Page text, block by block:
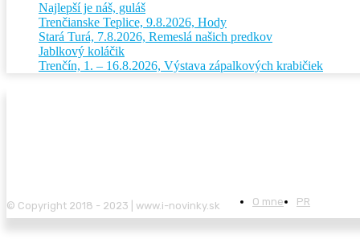
Najlepší je náš, guláš
Trenčianske Teplice, 9.8.2026, Hody
Stará Turá, 7.8.2026, Remeslá našich predkov
Jablkový koláčik
Trenčín, 1. – 16.8.2026, Výstava zápalkových krabičiek
© Copyright 2018 - 2023 | www.i-novinky.sk O mne PR